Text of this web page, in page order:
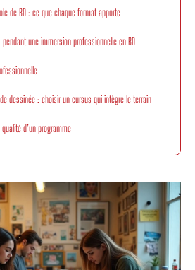
de BD : ce que chaque format apporte
une immersion professionnelle en BD
dessinée : choisir un cursus qui intègre le terrain
d’un programme